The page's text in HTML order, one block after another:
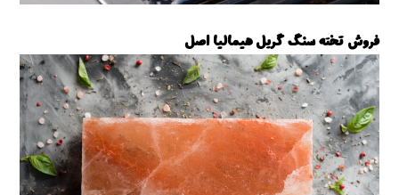
فروش تخته سنگ گریل هیمالیا اصل
فروش تخته سنگ گریل